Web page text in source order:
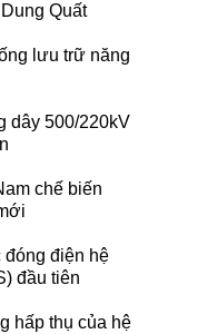
Quất
lưu trữ năng
dây 500/220kV
chế biến
điện hệ
đầu tiên
hấp thụ của hệ